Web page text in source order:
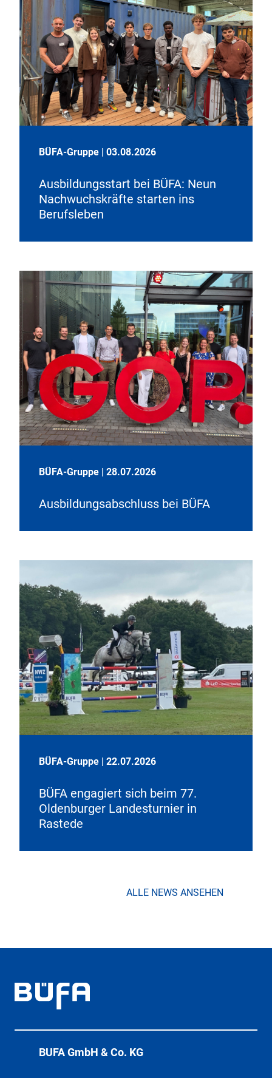
BÜFA-Gruppe | 03.08.2026
Ausbildungsstart bei BÜFA: Neun
Nachwuchskräfte starten ins
Berufsleben
BÜFA-Gruppe | 28.07.2026
Ausbildungsabschluss bei BÜFA
BÜFA-Gruppe | 22.07.2026
BÜFA engagiert sich beim 77.
Oldenburger Landesturnier in
Rastede
ALLE NEWS ANSEHEN
BÜFA GmbH & Co. KG